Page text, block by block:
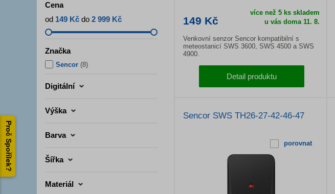
Proč Spořílek?
149 Kč
více než 5 ks skladem
u vás doma 11. 8.
Venkovní senzor Sencor kompatibilní s
meteostanicí SWS 3600, SWS 4500 a SWS
4900.
Detail produktu
Sencor SWS TH26-27-42-46-47
porovnat
Cena
od 149 Kč do 2 999 Kč
Značka
Sencor (8)
Digitální
Výška
Barva
Šířka
Materiál